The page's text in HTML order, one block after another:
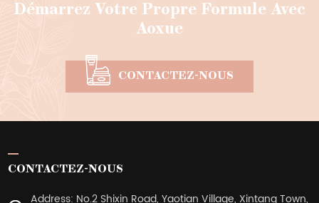
Démarrez Votre Propre Formule Avec
Aoxue
CONTACTEZ-NOUS
CONTACTEZ-NOUS
Address: No.2 Shixin Road, Yaotian Village, Xintang Town,